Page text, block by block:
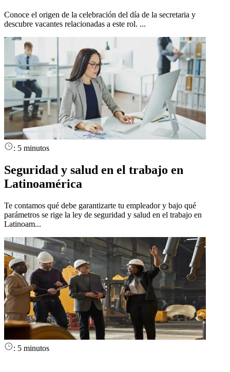
Conoce el origen de la celebración del día de la secretaria y
descubre vacantes relacionadas a este rol. ...
: 5 minutos
Seguridad y salud en el trabajo en
Latinoamérica
Te contamos qué debe garantizarte tu empleador y bajo qué
parámetros se rige la ley de seguridad y salud en el trabajo en
Latinoam...
: 5 minutos